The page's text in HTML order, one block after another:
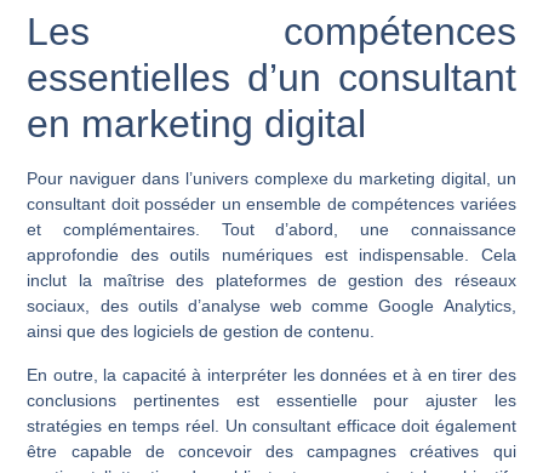
Les compétences
essentielles d’un consultant
en marketing digital
Pour naviguer dans l’univers complexe du marketing digital, un
consultant doit posséder un ensemble de compétences variées
et complémentaires. Tout d’abord, une connaissance
approfondie des outils numériques est indispensable. Cela
inclut la maîtrise des plateformes de gestion des réseaux
sociaux, des outils d’analyse web comme Google Analytics,
ainsi que des logiciels de gestion de contenu.
En outre, la capacité à interpréter les données et à en tirer des
conclusions pertinentes est essentielle pour ajuster les
stratégies en temps réel. Un consultant efficace doit également
être capable de concevoir des campagnes créatives qui